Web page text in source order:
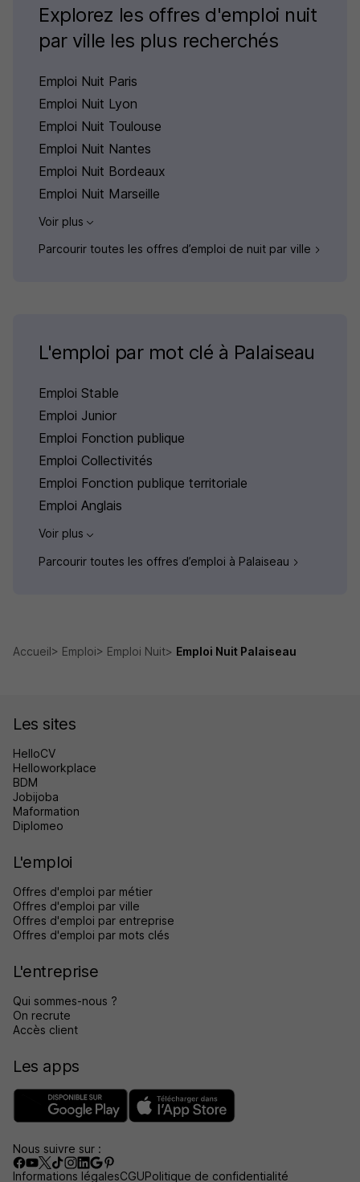
Explorez les offres d'emploi nuit
par ville les plus recherchés
Emploi Nuit Paris
Emploi Nuit Lyon
Emploi Nuit Toulouse
Emploi Nuit Nantes
Emploi Nuit Bordeaux
Emploi Nuit Marseille
Voir plus
Parcourir toutes les offres d’emploi de nuit par ville
L'emploi par mot clé à Palaiseau
Emploi Stable
Emploi Junior
Emploi Fonction publique
Emploi Collectivités
Emploi Fonction publique territoriale
Emploi Anglais
Voir plus
Parcourir toutes les offres d’emploi à Palaiseau
Accueil Emploi Emploi Nuit Emploi Nuit Palaiseau
Les sites
HelloCV
Helloworkplace
BDM
Jobijoba
Maformation
Diplomeo
L'emploi
Offres d'emploi par métier
Offres d'emploi par ville
Offres d'emploi par entreprise
Offres d'emploi par mots clés
L'entreprise
Qui sommes-nous ?
On recrute
Accès client
Les apps
Nous suivre sur :
Informations légalesCGUPolitique de confidentialité